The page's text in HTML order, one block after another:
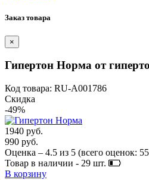
Заказ товара
×
Гипертон Норма от
Код товара: RU-A001786
Скидка
-49%
1940 руб.
990 руб.
Оценка – 4.5 из 5 (всего оценок:
Товар в наличии - 29 шт.
В корзину